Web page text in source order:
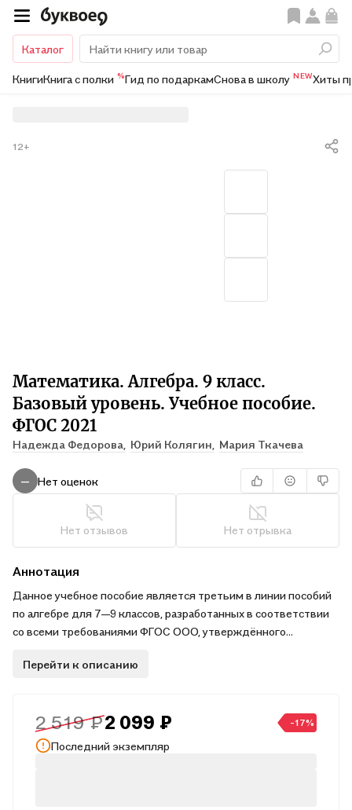
Каталог
КнигиКнига с полки %Гид по подаркамСнова в школу NEWХиты
Математика. Алгебра. 9 класс.
Базовый уровень. Учебное пособие.
ФГОС 2021
Надежда Федорова, Юрий Колягин, Мария Ткачева
12+
— Нет оценок
Нет отзывов Нет отрывка
Аннотация
Данное учебное пособие является третьим в линии пособий
по алгебре для 7—9 классов, разработанных в соответствии
со всеми требованиями ФГОС ООО, утверждённого
Федерации № 287 от 31.05.2021 г. Изложение учебного
материал, изложенный в форме занимательных диалогов,
развивающий метапредметные умения и личностные
Перейти к описанию
2 519 ₽2 099 ₽ -17%
Последний экземпляр